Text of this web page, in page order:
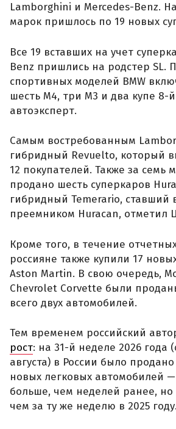
Lamborghini и Mercedes-Benz.
марок пришлось по 19 новых
Все 19 вставших на учет
Benz пришлись на родстер SL.
спортивных моделей BMW
шесть M4, три M3 и два купе 8-
автоэксперт.
Самым востребованным
гибридный Revuelto, который
12 покупателей. Также за семь
продано шесть суперкаров
гибридный Temerario, ставший
преемником Huracan, отметил
Кроме того, в течение
россияне также купили 17
Aston Martin. В свою очередь,
Chevrolet Corvette были
всего двух автомобилей.
Тем временем российский
рост: на 31-й неделе 2026 года
августа) в России было
новых легковых автомобилей —
больше, чем неделей ранее, но
чем за ту же неделю в 2025 году.